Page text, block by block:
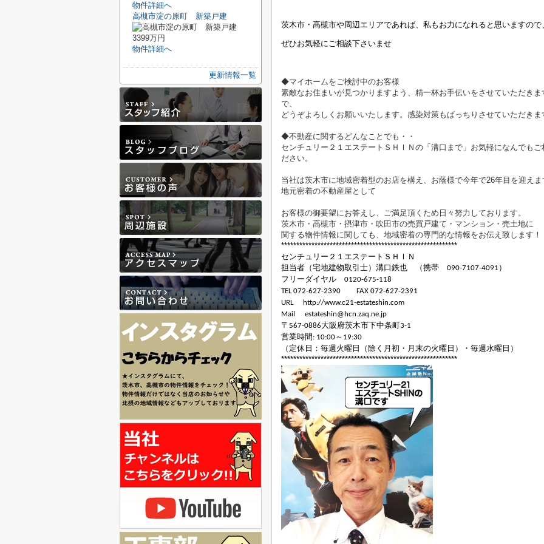
茨木市・高槻市や周辺エリアであれば、私もお力になれると思いますので
ぜひお気軽にご相談下さいませ
◆マイホームをご検討中のお客様
素敵なお住まいが見つかりますよう、精一杯お手伝いをさせていただきま
で、
どうぞよろしくお願いいたします。感染対策もばっちりさせていただきま
◆不動産に関するどんなことでも・・
センチュリー２１エステートＳＨＩＮの「溝口まで」お気軽になんでもご
ださい。
当社は茨木市に地域密着型のお店を構え、お蔭様で今年で26年目を迎えま
地元密着の不動産屋として
お客様の御要望にお答えし、ご満足頂くため日々努力しております。
茨木市・高槻市・摂津市・吹田市の売買戸建て・マンション・売土地に
関する物件情報に関しても、地域密着の専門的な情報をお伝え致します！
**********************************************************
センチュリー２１エステートＳＨＩＮ
担当者（宅地建物取引士）溝口鉄也 （携帯 090-7107-4091 ）
フリーダイヤル 0120-675-118
TEL 072-627-2390
FAX 072-627-2391
URL
http://www.c21-estateshin.com
Mail
estateshin@hcn.zaq.ne.jp
〒 567-0886大阪府茨木市下中条町3-1
営業時間: 10:00～ 19:30
（定休日：毎週火曜日（除く月初・月末の火曜日）・毎週水曜日）
**********************************************************
物件詳細へ
高槻市淀の原町 新築戸建
3399万円
物件詳細へ
更新情報一覧